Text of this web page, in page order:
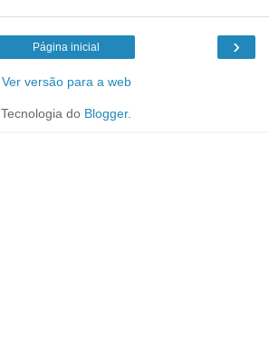
›
Página inicial
Ver versão para a web
Tecnologia do Blogger.